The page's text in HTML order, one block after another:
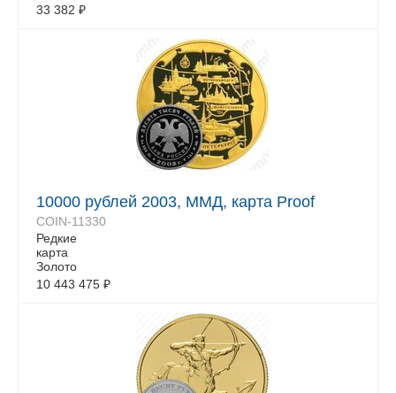
33 382 ₽
10000 рублей 2003, ММД, карта Proof
COIN-11330
Редкие
карта
Золото
10 443 475 ₽